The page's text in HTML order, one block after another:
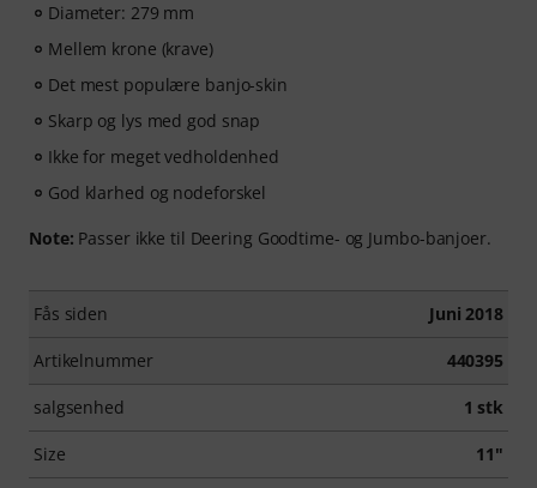
Diameter: 279 mm
Mellem krone (krave)
Det mest populære banjo-skin
Skarp og lys med god snap
Ikke for meget vedholdenhed
God klarhed og nodeforskel
Note: Passer ikke til Deering Goodtime- og Jumbo-banjoer.
Fås siden Juni 2018
Artikelnummer 440395
salgsenhed 1 stk
Size 11"